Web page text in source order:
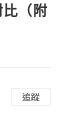
（附
追蹤